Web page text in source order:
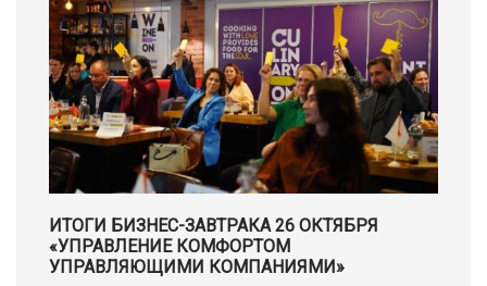
ИТОГИ БИЗНЕС-ЗАВТРАКА 26 ОКТЯБРЯ
«УПРАВЛЕНИЕ КОМФОРТОМ
УПРАВЛЯЮЩИМИ КОМПАНИЯМИ»